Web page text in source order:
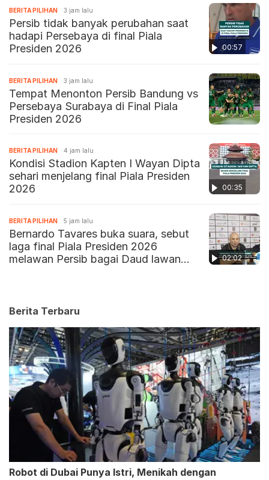
00:57
BERITA PILIHAN 3 jam lalu
Persib tidak banyak perubahan saat
hadapi Persebaya di final Piala
Presiden 2026
BERITA PILIHAN 3 jam lalu
Tempat Menonton Persib Bandung vs
Persebaya Surabaya di Final Piala
Presiden 2026
00:35
BERITA PILIHAN 4 jam lalu
Kondisi Stadion Kapten I Wayan Dipta
sehari menjelang final Piala Presiden
2026
02:02
BERITA PILIHAN 5 jam lalu
Bernardo Tavares buka suara, sebut
laga final Piala Presiden 2026
melawan Persib bagai Daud lawan
Berita Terbaru
Robot di Dubai Punya Istri, Menikah dengan